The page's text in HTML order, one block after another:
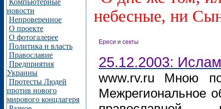
Компьютерные
новости
Непроверенное
О проекте
О фотогалерее
Политика и власть
Православие
Предприятия
Украины
Протесты Людей
против нового
мирового концлагеря
небесные, ни
Ереси и секты
25.12.2003:
www.rv.ru Мною
Межрегиональное